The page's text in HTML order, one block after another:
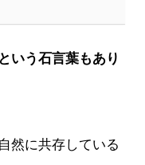
いう石言葉もあり
然に共存している